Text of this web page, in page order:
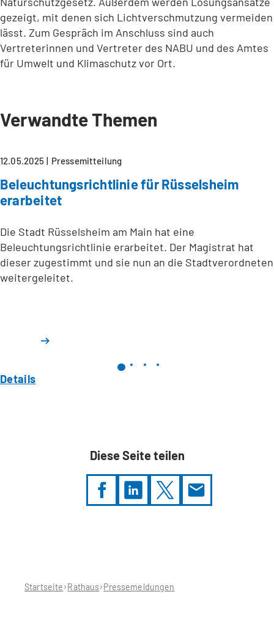
gezeigt, mit denen sich Lichtverschmutzung vermeiden
lässt. Zum Gespräch im Anschluss sind auch
Vertreterinnen und Vertreter des NABU und des Amtes
für Umwelt und Klimaschutz vor Ort.
Verwandte Themen
12.05.2025 Pressemitteilung
Beleuchtungsrichtlinie für Rüsselsheim
erarbeitet
Die Stadt Rüsselsheim am Main hat eine
Beleuchtungsrichtlinie erarbeitet. Der Magistrat hat
dieser zugestimmt und sie nun an die Stadtverordneten
weitergeleitet.
Details
Diese Seite teilen
Startseite Rathaus Pressemeldungen